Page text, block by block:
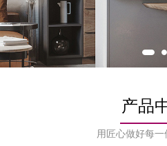
产品
用匠心做好每